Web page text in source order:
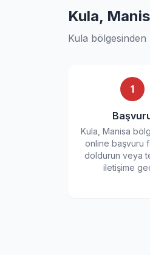
Kula,
Kula bölgesinden
1
Kula, Manisa
online başvuru
doldurun veya
iletişime